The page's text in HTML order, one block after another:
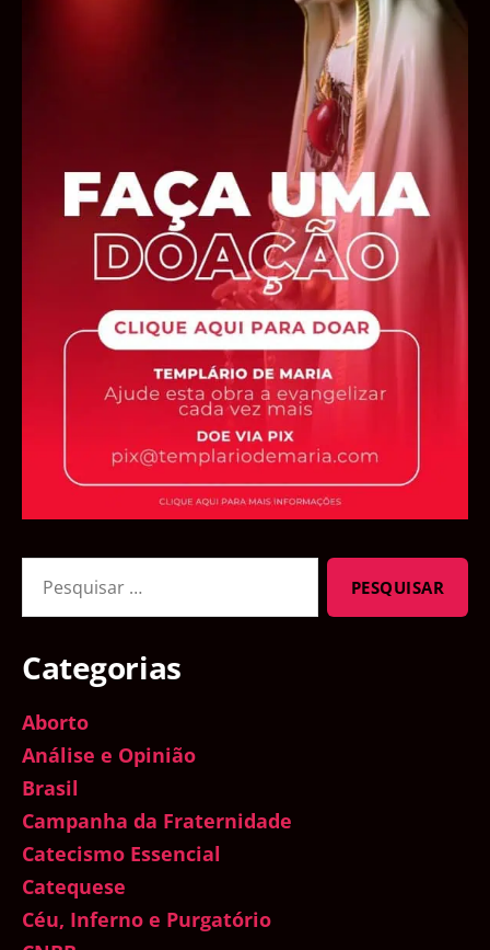
por:
Categorias
Aborto
Análise e Opinião
Brasil
Campanha da Fraternidade
Catecismo Essencial
Catequese
Céu, Inferno e Purgatório